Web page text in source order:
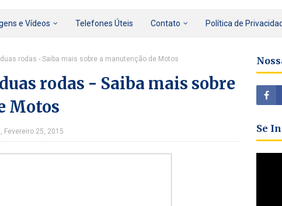
e Vídeos Telefones Úteis Contato Política de
rodas - Saiba mais sobre a manutenção de Motos
rodas - Saiba mais sobre
Motos
Fevereiro 25, 2015 Se